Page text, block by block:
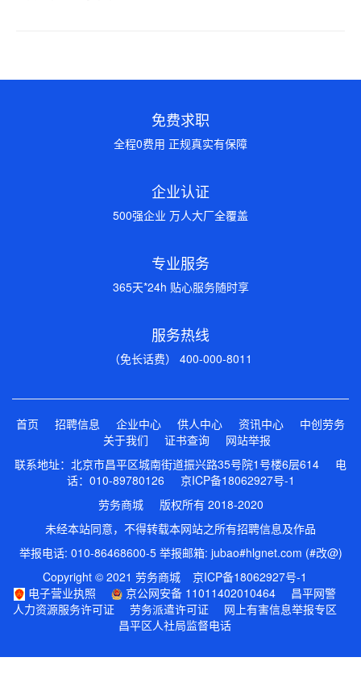
免费求职
全程0费用 正规真实有保障
企业认证
500强企业 万人大厂全覆盖
专业服务
365天*24h 贴心服务随时享
服务热线
（免长话费） 400-000-8011
首页 招聘信息 企业中心 供人中心 资讯中心
中创劳务
关于我们
证书查询
网站举报
联系地址：北京市昌平区城南街道振兴路35号院1号楼6层614 电
话：010-89780126 京ICP备18062927号-1
劳务商城 版权所有 2018-2020
未经本站同意，不得转载本网站之所有招聘信息及作品
举报电话: 010-86468600-5 举报邮箱: jubao#hlgnet.com (#改@)
Copyright © 2021 劳务商城
京ICP备18062927号-1
电子营业执照
京公网安备 11011402010464
昌平网警
人力资源服务许可证
劳务派遣许可证
网上有害信息举报专区
昌平区人社局监督电话